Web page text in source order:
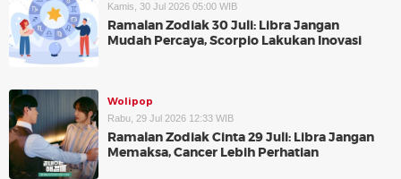
Kamis, 30 Jul 2026 05:00 WIB
Ramalan Zodiak 30 Juli: Libra Jangan
Mudah Percaya, Scorpio Lakukan Inovasi
Wolipop
Rabu, 29 Jul 2026 12:33 WIB
Ramalan Zodiak Cinta 29 Juli: Libra Jangan
Memaksa, Cancer Lebih Perhatian